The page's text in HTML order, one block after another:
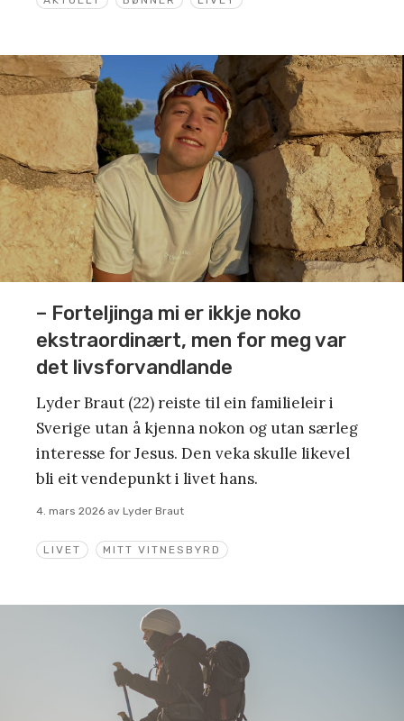
LIVET MITT VITNESBYRD
– Forteljinga mi er ikkje noko
ekstraordinært, men for meg var
det livsforvandlande
Lyder Braut (22) reiste til ein familieleir i
Sverige utan å kjenna nokon og utan særleg
interesse for Jesus. Den veka skulle likevel
bli eit vendepunkt i livet hans.
4. mars 2026 av Lyder Braut